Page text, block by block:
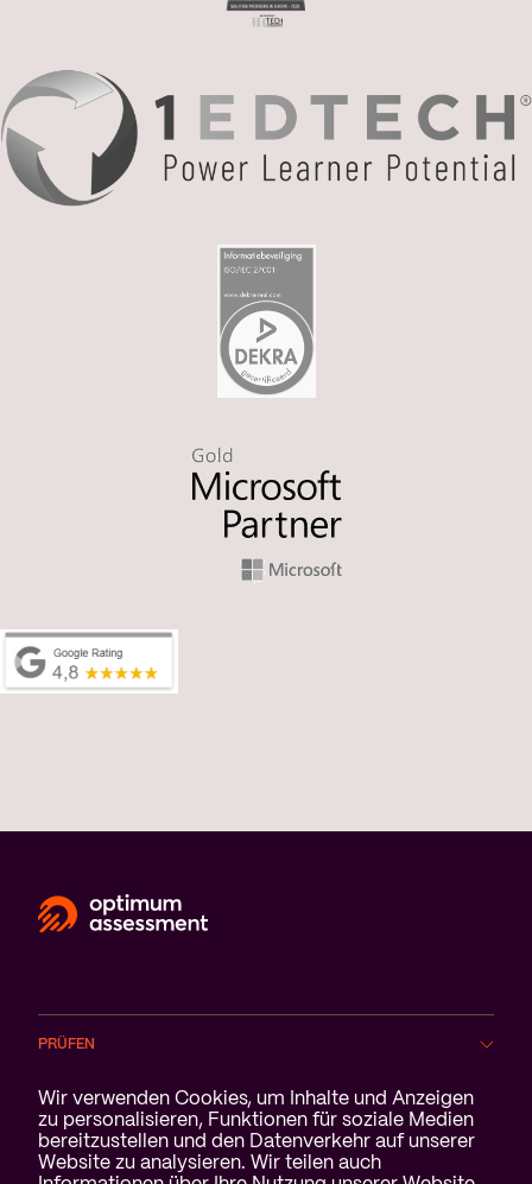
Cookie-Benachrichtigung
Wir verwenden Cookies, um Inhalte und Anzeigen
zu personalisieren, Funktionen für soziale Medien
bereitzustellen und den Datenverkehr auf unserer
Website zu analysieren. Wir teilen auch
PRÜFEN
BRANCHEN
SERVICE